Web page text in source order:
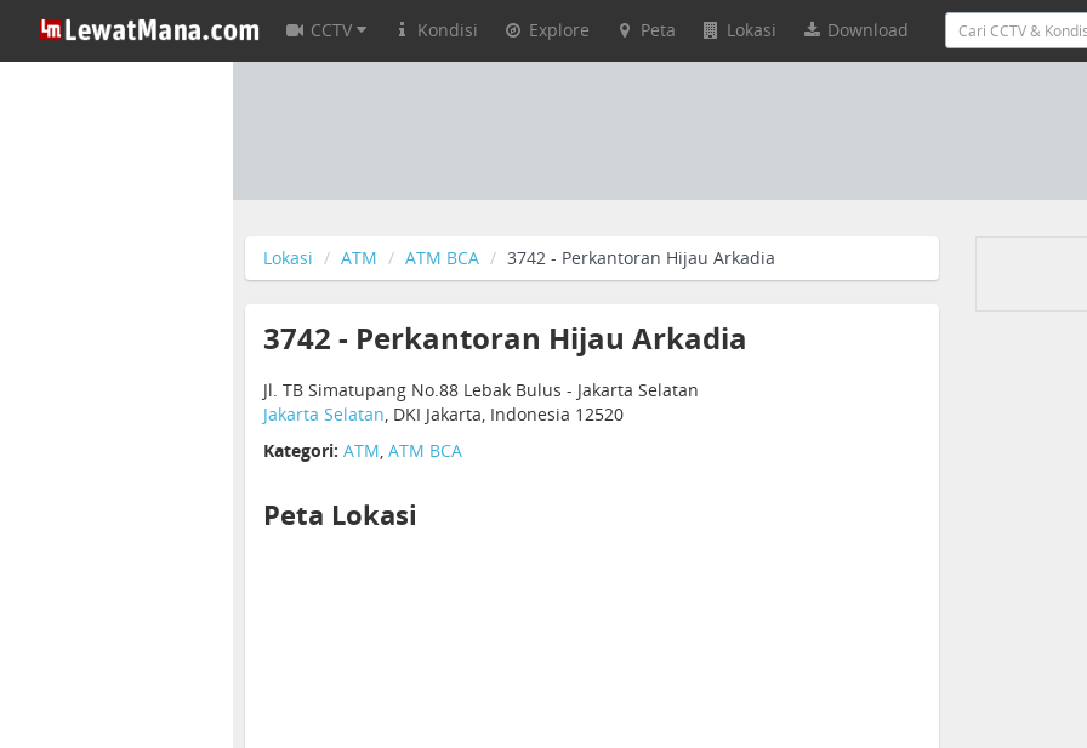
CCTV Kondisi Explore Peta Lokasi Download
Lokasi ATM ATM BCA 3742 - Perkantoran Hijau Arkadia
3742 - Perkantoran Hijau Arkadia
Jl. TB Simatupang No.88 Lebak Bulus - Jakarta Selatan
Jakarta Selatan, DKI Jakarta, Indonesia 12520
Kategori: ATM, ATM BCA
Peta Lokasi